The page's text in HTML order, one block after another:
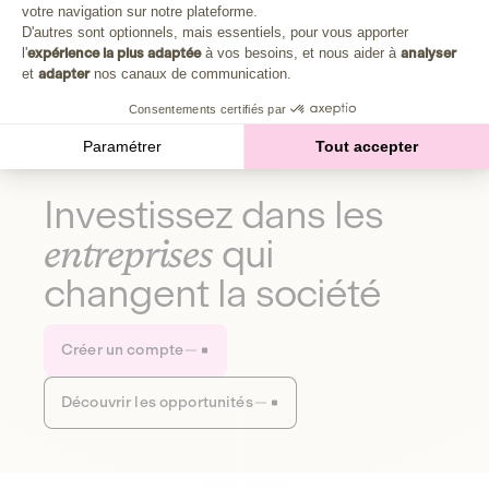
Plongez au cœur de la fabrique d'une autre économie,
celle qui fait du bien à la planète et aux humains.
Découvrir notre média
Investissez dans les
entreprises qui
changent la société
Créer un compte
Découvrir les opportunités
votre navigation sur notre plateforme.
D'autres sont optionnels, mais essentiels, pour vous apporter
l'expérience la plus adaptéeà vos besoins, et nous aider à analyser
et adapternos canaux de communication.
Consentements certifiés par
Paramétrer Tout accepter
Axeptio consent